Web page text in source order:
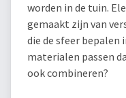
worden in de tuin.
gemaakt zijn van
die de sfeer bepalen
materialen passen
ook combineren?